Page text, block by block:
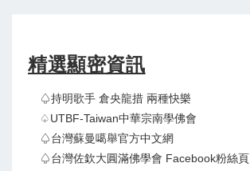
精選顯密資訊
♤持明歌手 倉央龍措 兩種快樂
♤UTBF-Taiwan中華宗南學佛會
♤台灣蘇曼噶舉官方中文網
♤台灣佐欽大圓滿佛學會 Facebook粉絲頁